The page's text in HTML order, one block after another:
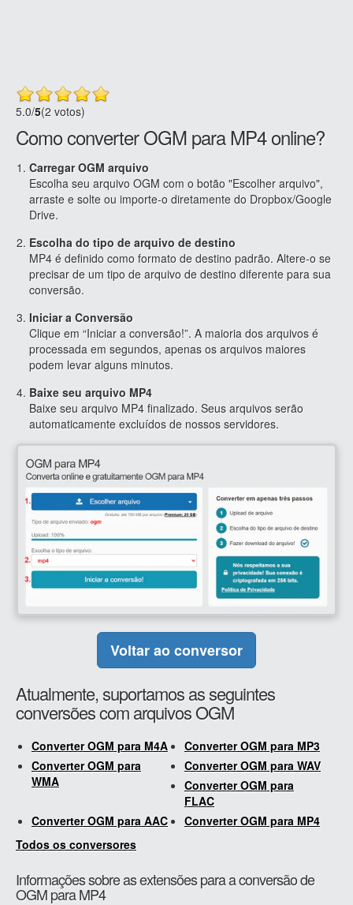
5.0/5(2 votos)
Como converter OGM para MP4 online?
Carregar OGM arquivo
Escolha seu arquivo OGM com o botão "Escolher arquivo",
arraste e solte ou importe-o diretamente do Dropbox/Google
Drive.
Escolha do tipo de arquivo de destino
MP4 é definido como formato de destino padrão. Altere-o se
precisar de um tipo de arquivo de destino diferente para sua
conversão.
Iniciar a Conversão
Clique em “Iniciar a conversão!”. A maioria dos arquivos é
processada em segundos, apenas os arquivos maiores
podem levar alguns minutos.
Baixe seu arquivo MP4
Baixe seu arquivo MP4 finalizado. Seus arquivos serão
automaticamente excluídos de nossos servidores.
Voltar ao conversor
Atualmente, suportamos as seguintes
conversões com arquivos OGM
Converter OGM para M4A
Converter OGM para MP3
Converter OGM para
WMA
Converter OGM para WAV
Converter OGM para
FLAC
Converter OGM para AAC
Converter OGM para MP4
Todos os conversores
Informações sobre as extensões para a conversão de
OGM para MP4